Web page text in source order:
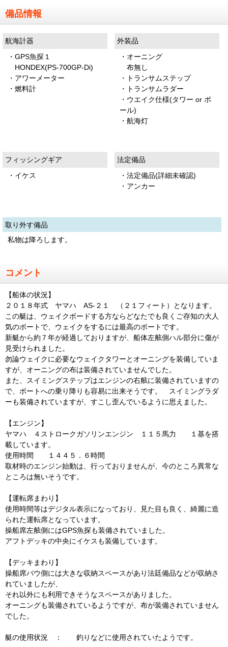
備品情報
航海計器
・GPS魚探１
HONDEX(PS-700GP-Di)
・アワーメーター
・燃料計
外装品
・オーニング
布無し
・トランサムステップ
・トランサムラダー
・ウエイク仕様(タワー or ポ
ール)
・航海灯
フィッシングギア
・イケス
法定備品
・法定備品(詳細未確認)
・アンカー
取り外す備品
私物は降ろします。
コメント
【船体の状況】
２０１８年式 ヤマハ AS-２１ （２１フィート）となります。
この艇は、ウェイクボードする方ならどなたでも良くご存知の大人
気のボートで、ウェイクをするには最高のボートです。
新艇から約７年が経過しておりますが、船体左舷側ハル部分に傷が
見受けられました。
勿論ウェイクに必要なウェイクタワーとオーニングを装備していま
すが、オーニングの布は装備されていませんでした。
また、スイミングステップはエンジンの右舷に装備されていますの
で、ボートへの乗り降りも容易に出来そうです。 スイミングラダ
ーも装備されていますが、すこし歪んでいるように思えました。
【エンジン】
ヤマハ ４ストロークガソリンエンジン １１５馬力 １基を搭
載しています。
使用時間 １４４５．６時間
取材時のエンジン始動は、行っておりませんが、今のところ異常な
ところは無いそうです。
【運転席まわり】
使用時間等はデジタル表示になっており、見た目も良く、綺麗に造
られた運転席となっています。
操船席左舷側にはGPS魚探も装備されていました。
アフトデッキの中央にイケスも装備しています。
【デッキまわり】
操船席バウ側には大きな収納スペースがあり法廷備品などが収納さ
れていましたが、
それ以外にも利用できそうなスペースがありました。
オーニングも装備されているようですが、布が装備されていません
でした。
艇の使用状況 ： 釣りなどに使用されていたようです。